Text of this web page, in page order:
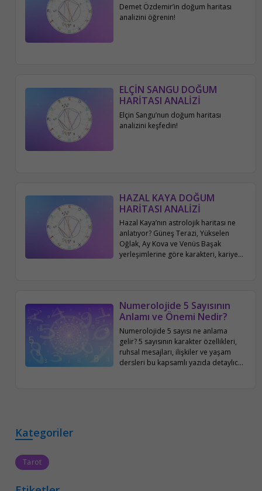
Demet Özdemir’in doğum haritası
analizini öğrenin!
ELÇİN SANGU DOĞUM
HARİTASI ANALİZİ
Elçin Sangu’nun doğum haritası
analizini keşfedin!
HAZAL KAYA DOĞUM
HARİTASI ANALİZİ
Hazal Kaya’nın astrolojik haritası ne
anlatıyor? Güneş Terazi, Yükselen
Oğlak, Ay Kova ve Venüs Başak
yerleşimlerine göre karakteri, kariyeri,
Numerolojide 5 Sayısının
Anlamı ve Önemi Nedir?
Numerolojide 5 sayısı ne anlama
gelir? 5 sayısının karakter özellikleri,
ruhsal mesajları, ilişkiler ve yaşam
dersleri bu kapsamlı yazıda detaylıca
Kategoriler
Tarot